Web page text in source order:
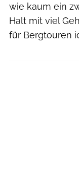
wie kaum ein
Halt mit viel
für Bergtouren